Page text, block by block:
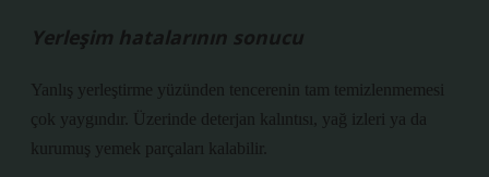
Yerleşim hatalarının sonucu
Yanlış yerleştirme yüzünden tencerenin tam temizlenmemesi
çok yaygındır. Üzerinde deterjan kalıntısı, yağ izleri ya da
kurumuş yemek parçaları kalabilir.